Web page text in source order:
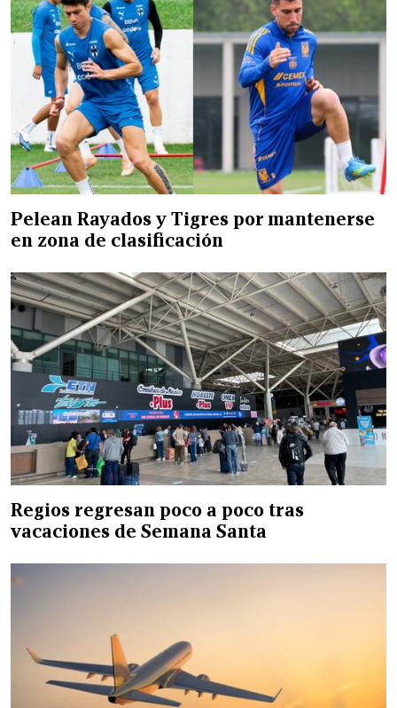
Pelean Rayados y Tigres por mantenerse
en zona de clasificación
Regios regresan poco a poco tras
vacaciones de Semana Santa